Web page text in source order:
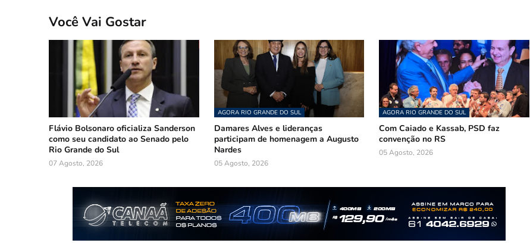
Você Vai Gostar
Flávio Bolsonaro oficializa Sanderson
como seu candidato ao Senado pelo
Rio Grande do Sul
07 Agosto, 2026
AGORA RIO GRANDE DO SUL
Damares Alves e lideranças
participam de homenagem a Augusto
Nardes
05 Agosto, 2026
AGORA RIO GRANDE DO SUL
Com Caiado e Kassab, PSD faz
convenção no RS
05 Agosto, 2026